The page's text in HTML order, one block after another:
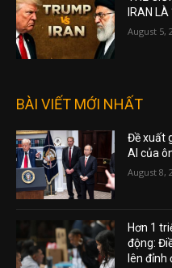
IRAN
August 5,
BÀI VIẾT MỚI NHẤT
Đề xuất
AI của
August 8,
Hơn 1
động:
lên đỉnh